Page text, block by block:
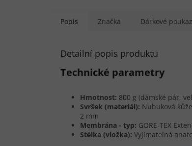
Popis Značka Dárkové
Detailní popis produktu
Technické parametry
Hmotnost: 800 g (dámské pár,
Svršek (materiál): Nubuková
2 mm
Membrána - typ: GORE-TEX
Stélka (vložka): Vyjímatelná